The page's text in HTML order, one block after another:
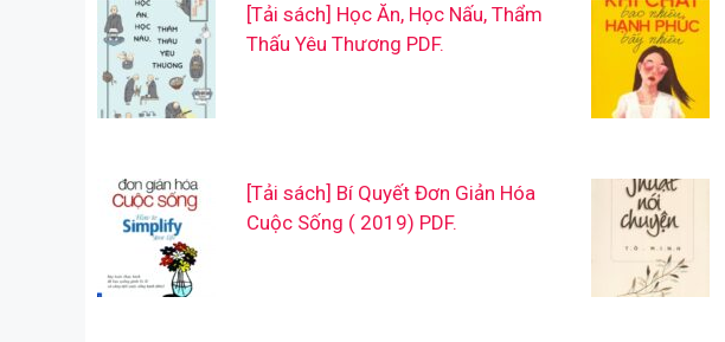
[Tải sách] Học Ăn, Học Nấu, Thẩm
Thấu Yêu Thương PDF.
[Tải sách] Bí Quyết Đơn Giản Hóa
Cuộc Sống ( 2019) PDF.